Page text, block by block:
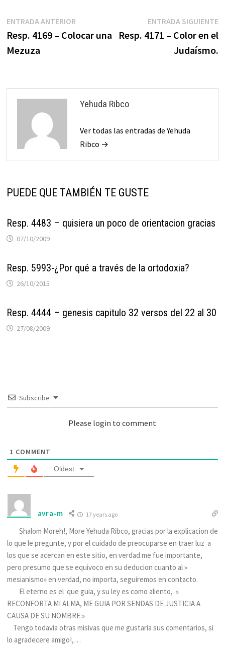
Navegación
de
ENTRADA ANTERIOREntrada
anterior:
Resp. 4169 – Colocar una
Mezuza
ENTRADA SIGUIENTE
Resp. 4171 – Color en el
Judaísmo.
Yehuda Ribco
Ver todas las entradas de Yehuda
Ribco →
PUEDE QUE TAMBIÉN TE GUSTE
Resp. 4483 – quisiera un poco de orientacion gracias
07/10/2009
Resp. 5993-¿Por qué a través de la ortodoxia?
26/10/2015
Resp. 4444 – genesis capitulo 32 versos del 22 al 30
27/08/2009
Subscribe
Please login to comment
1 COMMENT
Oldest
avra-m 17 years ago
Shalom Moreh!, More Yehuda Ribco, gracias por la explicacion de
lo que le pregunte, y por el cuidado de preocuparse en traer luz a
los que se acercan en este sitio, en verdad me fue importante,
pero presumo que se equivoco en su deducion cuanto al »
mesianismo» en verdad, no importa, seguiremos en contacto.
El eterno es el que guia, y su ley es como aliento, »
RECONFORTA MI ALMA, ME GUIA POR SENDAS DE JUSTICIA A
CAUSA DE SU NOMBRE.»
Tengo todavia otras misivas que me gustaria sus comentarios, si
lo agradecere amigo!,…